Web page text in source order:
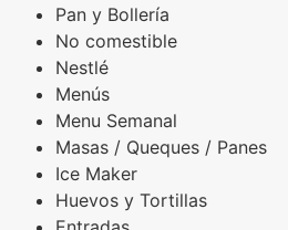
Pan y Bollería
No comestible
Nestlé
Menús
Menu Semanal
Masas / Queques / Panes
Ice Maker
Huevos y Tortillas